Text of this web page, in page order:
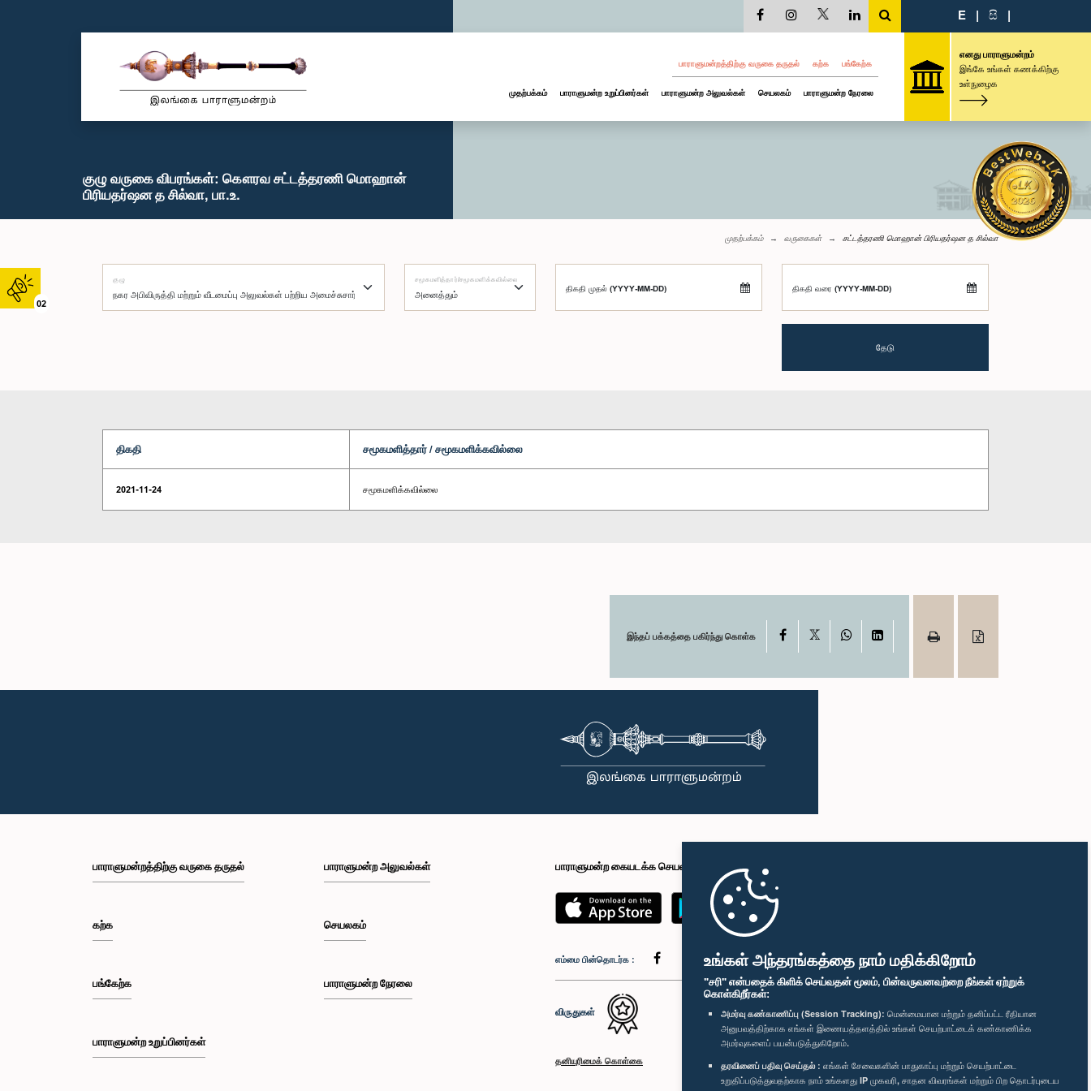
உங்கள் அந்தரங்கத்தை நாம் மதிக்கிறோம்
"சரி" என்பதைக் கிளிக் செய்வதன் மூலம், பின்வருவனவற்றை நீங்கள் ஏற்றுக்
கொள்கிறீர்கள்:
அமர்வு கண்காணிப்பு (Session Tracking): மென்மையான மற்றும் தனிப்பட்ட ரீதியான
அனுபவத்திற்காக எங்கள் இணையத்தளத்தில் உங்கள் செயற்பாட்டைக் கண்காணிக்க
அமர்வுகளைப் பயன்படுத்துகிறோம்.
தரவினைப் பதிவு செய்தல் : எங்கள் சேவைகளின் பாதுகாப்பு மற்றும் செயற்பாட்டை
உறுதிப்படுத்துவதற்காக நாம் உங்களது IP முகவரி, சாதன விவரங்கள் மற்றும் பிற தொடர்புடைய
02
E | සි |
பாராளுமன்றத்திற்கு வருகை தருதல் கற்க பங்கேற்க
முதற்பக்கம் பாராளுமன்ற உறுப்பினர்கள் பாராளுமன்ற அலுவல்கள் செயலகம் பாராளுமன்ற நேரலை
எனது பாராளுமன்றம்
இங்கே உங்கள் கணக்கிற்கு
உள்நுழைக
குழு வருகை விபரங்கள்: கௌரவ சட்டத்தரணி மொஹான்
பிரியதர்ஷன த சில்வா, பா.உ.
முதற்பக்கம் வருகைகள் சட்டத்தரணி மொஹான் பிரியதர்ஷன த சில்வா
குழு சமூகமளித்தார்/சமூகமளிக்கவில்லை
திகதி முதல் (YYYY-MM-DD) திகதி வரை (YYYY-MM-DD)
தேடு
திகதி சமூகமளித்தார் / சமூகமளிக்கவில்லை
2021-11-24 சமூகமளிக்கவில்லை
இந்தப் பக்கத்தை பகிர்ந்து கொள்க Facebook WhatsAppLinkedIn
பாராளுமன்றத்திற்கு வருகை தருதல்
கற்க
பங்கேற்க
பாராளுமன்ற உறுப்பினர்கள்
பாராளுமன்ற அலுவல்கள்
செயலகம்
பாராளுமன்ற நேரலை
பாராளுமன்ற கையடக்க செயலி
எம்மை பின்தொடர்க :
விருதுகள்
தனியுரிமைக் கொள்கை